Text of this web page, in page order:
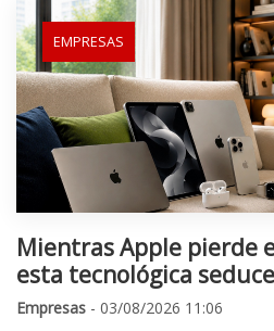
EMPRESAS
Mientras Apple pierde
esta tecnológica
Empresas - 03/08/2026 11:06